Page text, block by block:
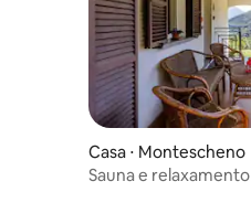
Casa ⋅ Montescheno
Sauna e relaxamento